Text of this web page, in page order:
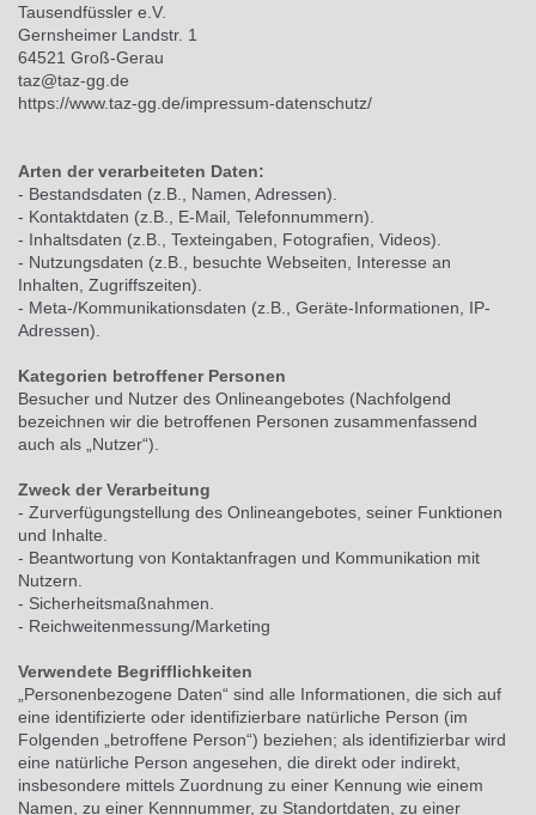
Tausendfüssler e.V.
Gernsheimer Landstr. 1
64521 Groß-Gerau
taz@taz-gg.de
https://www.taz-gg.de/impressum-datenschutz/
Arten der verarbeiteten Daten:
- Bestandsdaten (z.B., Namen, Adressen).
- Kontaktdaten (z.B., E-Mail, Telefonnummern).
- Inhaltsdaten (z.B., Texteingaben, Fotografien, Videos).
- Nutzungsdaten (z.B., besuchte Webseiten, Interesse an
Inhalten, Zugriffszeiten).
- Meta-/Kommunikationsdaten (z.B., Geräte-Informationen, IP-
Adressen).
Kategorien betroffener Personen
Besucher und Nutzer des Onlineangebotes (Nachfolgend
bezeichnen wir die betroffenen Personen zusammenfassend
auch als „Nutzer“).
Zweck der Verarbeitung
- Zurverfügungstellung des Onlineangebotes, seiner Funktionen
und Inhalte.
- Beantwortung von Kontaktanfragen und Kommunikation mit
Nutzern.
- Sicherheitsmaßnahmen.
- Reichweitenmessung/Marketing
Verwendete Begrifflichkeiten
„Personenbezogene Daten“ sind alle Informationen, die sich auf
eine identifizierte oder identifizierbare natürliche Person (im
Folgenden „betroffene Person“) beziehen; als identifizierbar wird
eine natürliche Person angesehen, die direkt oder indirekt,
insbesondere mittels Zuordnung zu einer Kennung wie einem
Namen, zu einer Kennnummer, zu Standortdaten, zu einer